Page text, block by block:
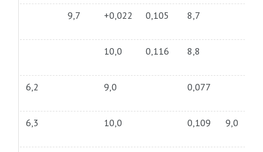
9,7 +0,022 0,105 8,7
10,0 0,116 8,8
6,2 9,0 0,077
6,3 10,0 0,109 9,0